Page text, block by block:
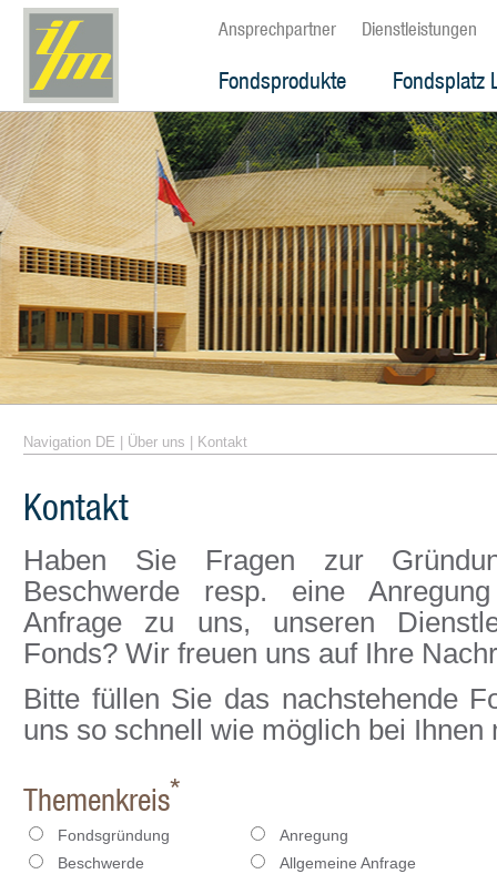
Ansprechpartner Dienstleistungen
Fondsprodukte Fondsplatz
Navigation DE Über uns Kontakt
Kontakt
Haben Sie Fragen zur
Beschwerde resp. eine
Anfrage zu uns, unseren
Fonds? Wir freuen uns auf Ihre
Bitte füllen Sie das nachstehende
uns so schnell wie möglich bei Ihnen
Themenkreis*
Fondsgründung
Anregung
Beschwerde
Allgemeine Anfrage